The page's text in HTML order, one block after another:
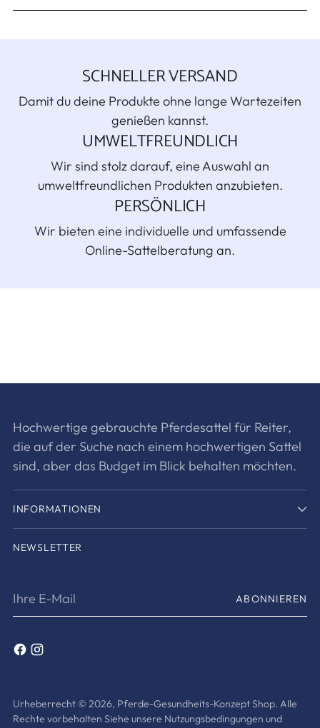
SCHNELLER VERSAND
Damit du deine Produkte ohne lange Wartezeiten
genießen kannst.
UMWELTFREUNDLICH
Wir sind stolz darauf, eine Auswahl an
umweltfreundlichen Produkten anzubieten.
PERSÖNLICH
Wir bieten eine individuelle und umfassende
Online-Sattelberatung an.
Hochwertige gebrauchte Pferdesattel für Reiter,
die auf der Suche nach einem hochwertigen Sattel
sind, aber das Budget im Blick behalten möchten.
INFORMATIONEN
NEWSLETTER
Ihre
ABONNIEREN
Urheberrecht © 2026, Pferde-Gesundheits-Konzept Shop. Alle
Rechte vorbehalten Siehe unsere Nutzungsbedingungen und